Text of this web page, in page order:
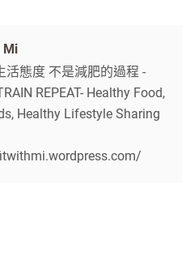
Mi
活態度 不是減肥的過程 -
REPEAT- Healthy Food,
Healthy Lifestyle Sharing